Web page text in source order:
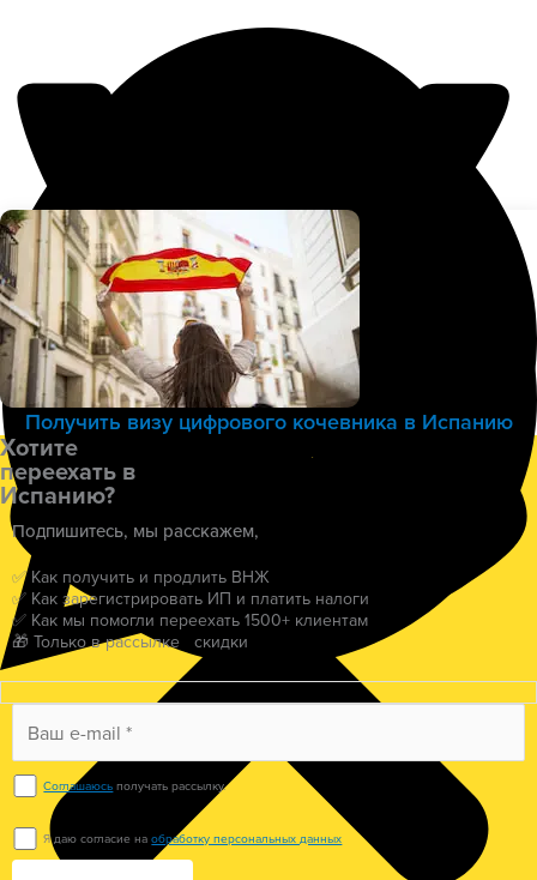
Получить визу цифрового кочевника в Испанию
Хотите
переехать в
Испанию?
Подпишитесь, мы расскажем,
✅ Как получить и продлить ВНЖ
✅ Как зарегистрировать ИП и платить налоги
✅ Как мы помогли переехать 1500+ клиентам
🎁 Только в рассылке скидки
Соглашаюсь получать рассылку.
Я даю согласие наобработку персональных данных